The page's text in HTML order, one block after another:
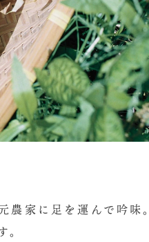
家に足を運んで吟味。